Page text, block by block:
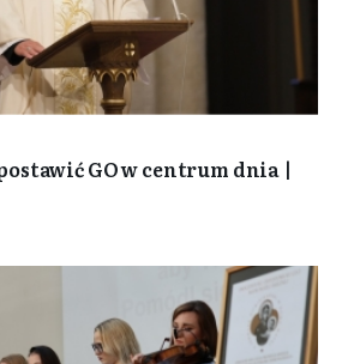
GO w centrum dnia |